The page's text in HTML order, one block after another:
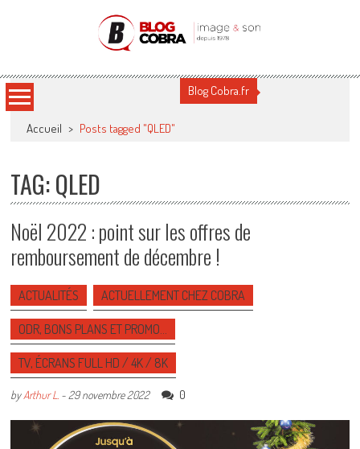
Blog Cobra
Blog Cobra.fr
Accueil > Posts tagged "QLED"
TAG: QLED
Noël 2022 : point sur les offres de
remboursement de décembre !
ACTUALITÉS ACTUELLEMENT CHEZ COBRA
ODR, BONS PLANS ET PROMO…
TV, ÉCRANS FULL HD / 4K / 8K
byArthur L. - 29 novembre 2022 0